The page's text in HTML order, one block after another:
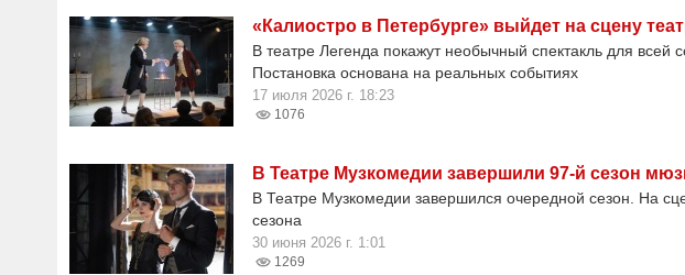
«Калиостро в Петербурге» выйдет на сцену
В театре Легенда покажут необычный спектакль для всей
Постановка основана на реальных событиях
17 июля 2026 г. 18:23
1076
В Театре Музкомедии завершили 97-й сезон
В Театре Музкомедии завершился очередной сезон. На
сезона
30 июня 2026 г. 1:01
1269